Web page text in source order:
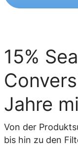
15%
Jahre
Von der
bis hin zu den